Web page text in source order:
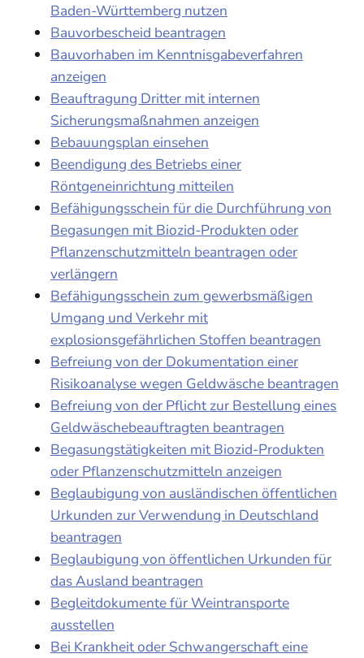
Baden-Württemberg nutzen
Bauvorbescheid beantragen
Bauvorhaben im Kenntnisgabeverfahren
anzeigen
Beauftragung Dritter mit internen
Sicherungsmaßnahmen anzeigen
Bebauungsplan einsehen
Beendigung des Betriebs einer
Röntgeneinrichtung mitteilen
Befähigungsschein für die Durchführung von
Begasungen mit Biozid-Produkten oder
Pflanzenschutzmitteln beantragen oder
verlängern
Befähigungsschein zum gewerbsmäßigen
Umgang und Verkehr mit
explosionsgefährlichen Stoffen beantragen
Befreiung von der Dokumentation einer
Risikoanalyse wegen Geldwäsche beantragen
Befreiung von der Pflicht zur Bestellung eines
Geldwäschebeauftragten beantragen
Begasungstätigkeiten mit Biozid-Produkten
oder Pflanzenschutzmitteln anzeigen
Beglaubigung von ausländischen öffentlichen
Urkunden zur Verwendung in Deutschland
beantragen
Beglaubigung von öffentlichen Urkunden für
das Ausland beantragen
Begleitdokumente für Weintransporte
ausstellen
Bei Krankheit oder Schwangerschaft eine